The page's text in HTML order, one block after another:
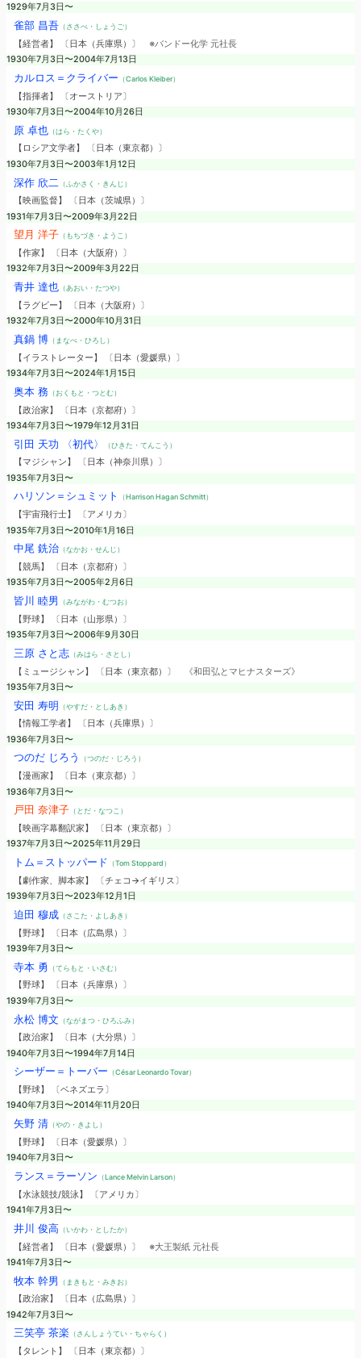
1929年7月3日〜
雀部 昌吾（ささべ・しょうご）
【経営者】 〔日本（兵庫県）〕 ※バンドー化学 元社長
1930年7月3日〜2004年7月13日
カルロス＝クライバー （Carlos Kleiber）
【指揮者】 〔オーストリア〕
1930年7月3日〜2004年10月26日
原 卓也（はら・たくや）
【ロシア文学者】 〔日本（東京都）〕
1930年7月3日〜2003年1月12日
深作 欣二 （ふかさく・きんじ）
【映画監督】 〔日本（茨城県）〕
1931年7月3日〜2009年3月22日
望月 洋子（もちづき・ようこ）
【作家】 〔日本（大阪府）〕
1932年7月3日〜2009年3月22日
青井 達也（あおい・たつや）
【ラグビー】 〔日本（大阪府）〕
1932年7月3日〜2000年10月31日
真鍋 博（まなべ・ひろし）
【イラストレーター】 〔日本（愛媛県）〕
1934年7月3日〜2024年1月15日
奥本 務（おくもと・つとむ）
【政治家】 〔日本（京都府）〕
1934年7月3日〜1979年12月31日
引田 天功 〈初代〉 （ひきた・てんこう）
【マジシャン】 〔日本（神奈川県）〕
1935年7月3日〜
ハリソン＝シュミット （Harrison Hagan Schmitt）
【宇宙飛行士】 〔アメリカ〕
1935年7月3日〜2010年1月16日
中尾 銑治（なかお・せんじ）
【競馬】 〔日本（京都府）〕
1935年7月3日〜2005年2月6日
皆川 睦男 （みながわ・むつお）
【野球】 〔日本（山形県）〕
1935年7月3日〜2006年9月30日
三原 さと志（みはら・さとし）
【ミュージシャン】 〔日本（東京都）〕
《和田弘とマヒナスターズ》
1935年7月3日〜
安田 寿明 （やすだ・としあき）
【情報工学者】 〔日本（兵庫県）〕
1936年7月3日〜
つのだ じろう （つのだ・じろう）
【漫画家】 〔日本（東京都）〕
1936年7月3日〜
戸田 奈津子（とだ・なつこ）
【映画字幕翻訳家】 〔日本（東京都）〕
1937年7月3日〜2025年11月29日
トム＝ストッパード （Tom Stoppard）
【劇作家、脚本家】 〔チェコ→イギリス〕
1939年7月3日〜2023年12月1日
迫田 穆成（さこた・よしあき）
【野球】 〔日本（広島県）〕
1939年7月3日〜
寺本 勇 （てらもと・いさむ）
【野球】 〔日本（兵庫県）〕
1939年7月3日〜
永松 博文 （ながまつ・ひろふみ）
【政治家】 〔日本（大分県）〕
1940年7月3日〜1994年7月14日
シーザー＝トーバー （César Leonardo Tovar）
【野球】 〔ベネズエラ〕
1940年7月3日〜2014年11月20日
矢野 清（やの・きよし）
【野球】 〔日本（愛媛県）〕
1940年7月3日〜
ランス＝ラーソン （Lance Melvin Larson）
【水泳競技/競泳】 〔アメリカ〕
1941年7月3日〜
井川 俊高 （いかわ・としたか）
【経営者】 〔日本（愛媛県）〕 ※大王製紙 元社長
1941年7月3日〜
牧本 幹男 （まきもと・みきお）
【政治家】 〔日本（広島県）〕
1942年7月3日〜
三笑亭 茶楽（さんしょうてい・ちゃらく）
【タレント】 〔日本（東京都）〕